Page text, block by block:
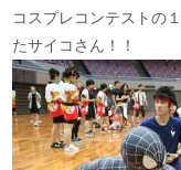
コスプレコンテストの
たサイコさん！！